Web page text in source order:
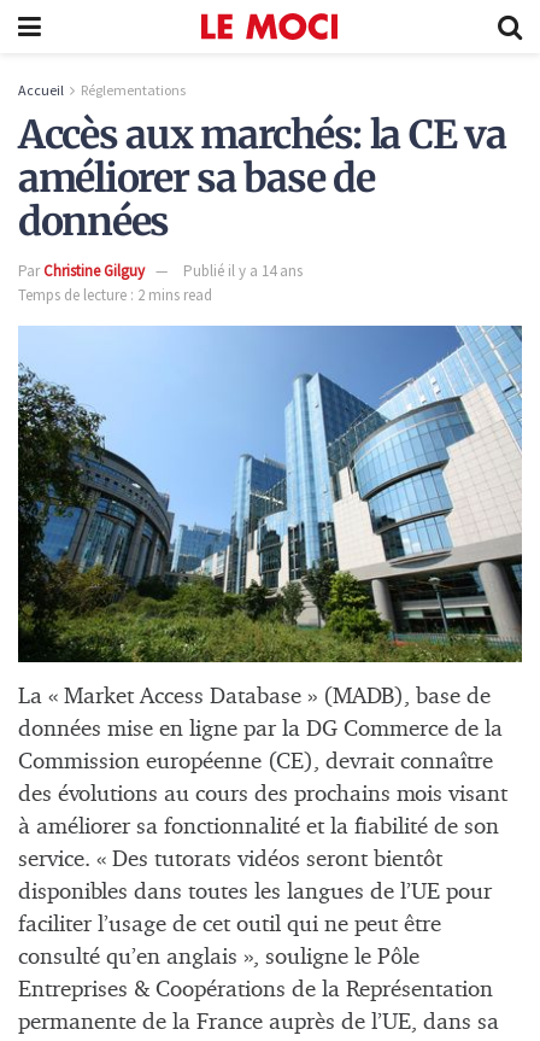
Accueil Réglementations
Accès aux marchés: la CE va
améliorer sa base de
données
ParChristine Gilguy
Publié il y a 14 ans
Temps de lecture : 2 mins read
La « Market Access Database » (MADB), base de
données mise en ligne par la DG Commerce de la
Commission européenne (CE), devrait connaître
des évolutions au cours des prochains mois visant
à améliorer sa fonctionnalité et la fiabilité de son
service. « Des tutorats vidéos seront bientôt
disponibles dans toutes les langues de l’UE pour
faciliter l’usage de cet outil qui ne peut être
consulté qu’en anglais », souligne le Pôle
Entreprises & Coopérations de la Représentation
permanente de la France auprès de l’UE, dans sa